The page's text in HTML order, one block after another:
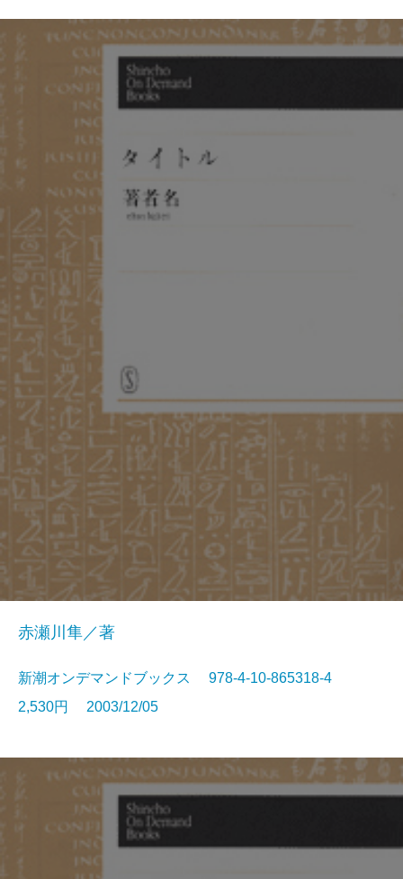
赤瀬川隼／著
新潮オンデマンドブックス 978-4-10-865318-4
2,530円 2003/12/05